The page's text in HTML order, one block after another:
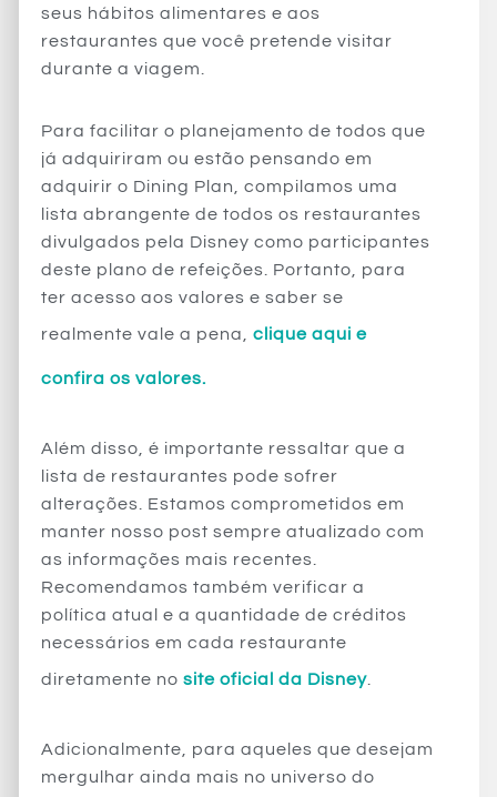
seus hábitos alimentares e aos
restaurantes que você pretende visitar
durante a viagem.
Para facilitar o planejamento de todos que
já adquiriram ou estão pensando em
adquirir o Dining Plan, compilamos uma
lista abrangente de todos os restaurantes
divulgados pela Disney como participantes
deste plano de refeições. Portanto, para
ter acesso aos valores e saber se
realmente vale a pena, clique aqui e
confira os valores.
Além disso, é importante ressaltar que a
lista de restaurantes pode sofrer
alterações. Estamos comprometidos em
manter nosso post sempre atualizado com
as informações mais recentes.
Recomendamos também verificar a
política atual e a quantidade de créditos
necessários em cada restaurante
diretamente no site oficial da Disney
Adicionalmente, para aqueles que desejam
mergulhar ainda mais no universo do